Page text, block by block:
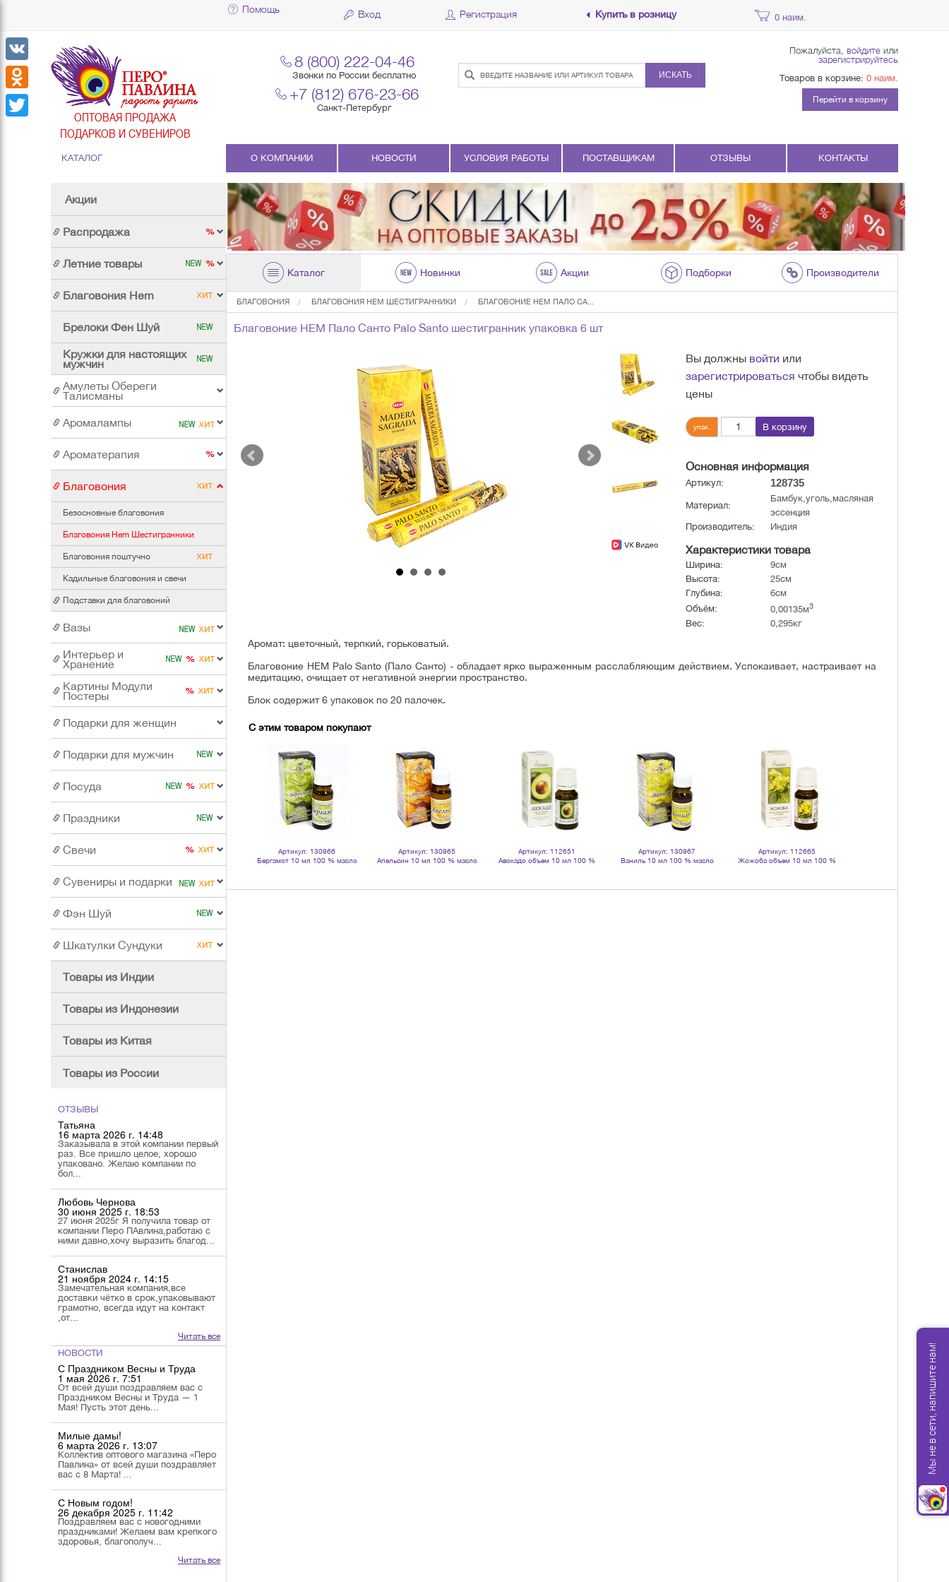
Помощь Вход Регистрация Купить в розницу 0 наим.
ОПТОВАЯ ПРОДАЖА
ПОДАРКОВ И СУВЕНИРОВ
8 (800) 222-04-46
Звонки по России бесплатно
+7 (812) 676-23-66
Санкт-Петербург
ИСКАТЬ
Пожалуйста, войдите или
зарегистрируйтесь
Товаров в корзине: 0 наим.
Перейти в корзину
КАТАЛОГ
Акции
Распродажа
Летние товары
Благовония Hem
Брелоки Фен Шуй
Кружки для настоящих
мужчин
Амулеты Обереги
Талисманы
Аромалампы
Ароматерапия
Благовония
Безосновные благовония
Благовония Hem Шестигранники
Благовония поштучно
Кадильные благовония и свечи
Подставки для благовоний
Вазы
Интерьер и
Хранение
Картины Модули
Постеры
Подарки для женщин
Подарки для мужчин
Посуда
Праздники
Свечи
Сувениры и подарки
Фэн Шуй
Шкатулки Сундуки
Товары из Индии
Товары из Индонезии
Товары из Китая
Товары из России
ОТЗЫВЫ
Татьяна
16 марта 2026 г. 14:48
Заказывала в этой компании первый
раз. Все пришло целое, хорошо
упаковано. Желаю компании по
бол...
Любовь Чернова
30 июня 2025 г. 18:53
27 июня 2025г Я получила товар от
компании Перо ПАвлина,работаю с
ними давно,хочу выразить благод...
Станислав
21 ноября 2024 г. 14:15
Замечательная компания,все
доставки чётко в срок,упаковывают
грамотно, всегда идут на контакт
,от...
Читать все
НОВОСТИ
С Праздником Весны и Труда
1 мая 2026 г. 7:51
От всей души поздравляем вас с
Праздником Весны и Труда — 1
Мая! Пусть этот день...
Милые дамы!
6 марта 2026 г. 13:07
Коллектив оптового магазина «Перо
Павлина» от всей души поздравляет
вас с 8 Марта! ...
С Новым годом!
26 декабря 2025 г. 11:42
Поздравляем вас с новогодними
праздниками! Желаем вам крепкого
здоровья, благополуч...
Читать все
О КОМПАНИИ НОВОСТИ УСЛОВИЯ РАБОТЫ ПОСТАВЩИКАМ ОТЗЫВЫ КОНТАКТЫ
Каталог Новинки Акции Подборки Производители
БЛАГОВОНИЯ БЛАГОВОНИЯ HEM ШЕСТИГРАННИКИ БЛАГОВОНИЕ HEM ПАЛО СА...
Благовоние HEM Пало Санто Palo Santo шестигранник упаковка 6 шт
Вы должны войти или
зарегистрироваться чтобы видеть
цены
упак. В корзину
Основная информация
Артикул: 128735
Материал:
Бамбук,уголь,масляная
эссенция
Производитель:
Индия
Характеристики товара
Ширина:
9см
Высота:
25см
Глубина:
6см
Объём:
0,00135м3
Вес: 0,295кг
Аромат: цветочный, терпкий, горьковатый.
Благовоние HEM Palo Santo (Пало Санто) - обладает ярко выраженным расслабляющим действием. Успокаивает, настраивает на
медитацию, очищает от негативной энергии пространство.
Блок содержит 6 упаковок по 20 палочек.
С этим товаром покупают
Артикул: 130966
Бергамот 10 мл 100 % масло
Артикул: 130965
Апельсин 10 мл 100 % масло
Артикул: 112651
Авокадо объем 10 мл 100 %
Артикул: 130967
Ваниль 10 мл 100 % масло
Артикул: 112665
Жожоба объем 10 мл 100 %
VK
Odnoklassniki
Мы не в сети, напишите нам!